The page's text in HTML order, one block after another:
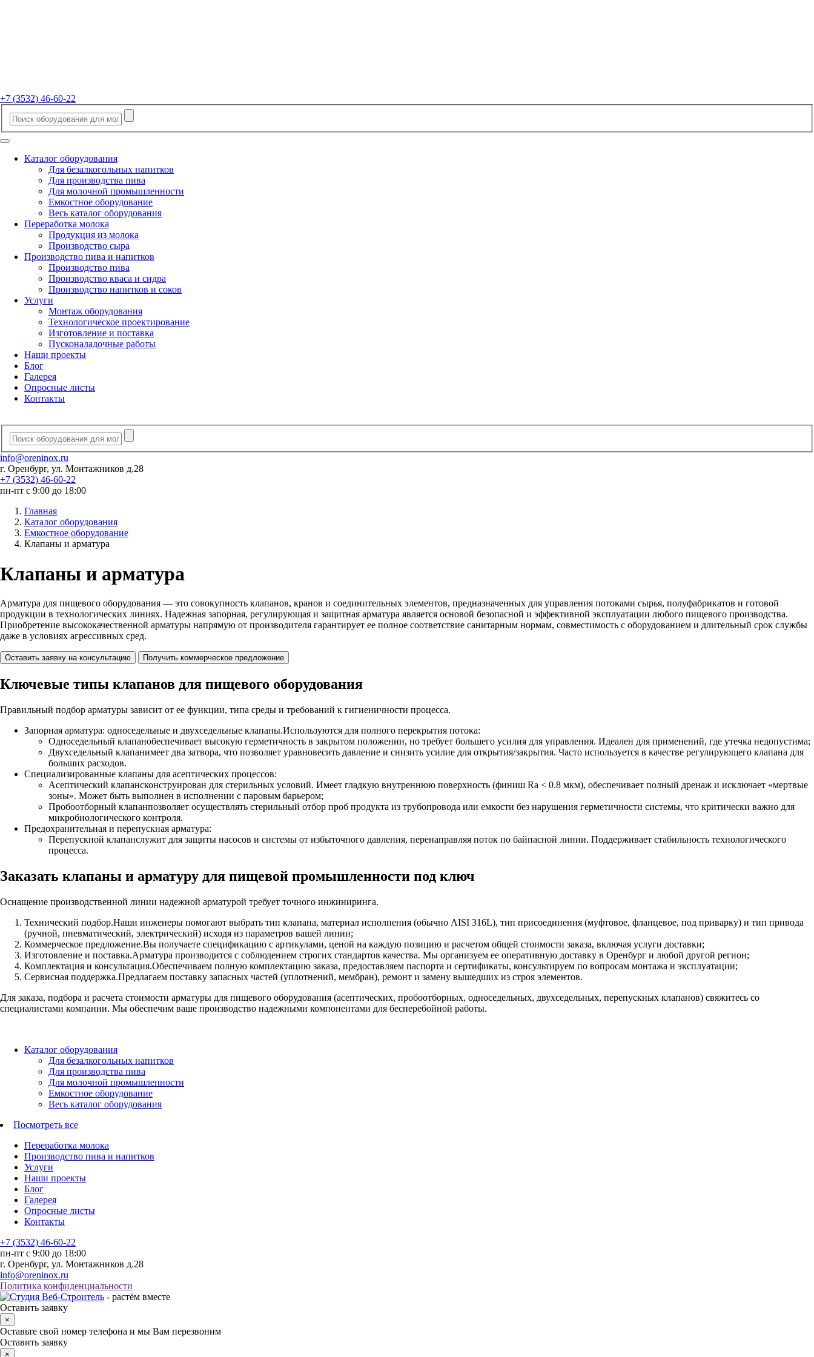
+7 (3532) 46-60-22
Каталог оборудования
Для безалкогольных напитков
Для производства пива
Для молочной промышленности
Емкостное оборудование
Весь каталог оборудования
Переработка молока
Продукция из молока
Производство сыра
Производство пива и напитков
Производство пива
Производство кваса и сидра
Производство напитков и соков
Услуги
Монтаж оборудования
Технологическое проектирование
Изготовление и поставка
Пусконаладочные работы
Наши проекты
Блог
Галерея
Опросные листы
Контакты
info@oreninox.ru
г. Оренбург, ул. Монтажников д.28
+7 (3532) 46-60-22
пн-пт с 9:00 до 18:00
Главная
Каталог оборудования
Емкостное оборудование
Клапаны и арматура
Клапаны и арматура
Арматура для пищевого оборудования — это совокупность клапанов, кранов и соединительных элементов, предназначенных для управления потоками сырья, полуфабрикатов и готовой
продукции в технологических линиях. Надежная запорная, регулирующая и защитная арматура является основой безопасной и эффективной эксплуатации любого пищевого производства.
Приобретение высококачественной арматуры напрямую от производителя гарантирует ее полное соответствие санитарным нормам, совместимость с оборудованием и длительный срок службы
даже в условиях агрессивных сред.
Оставить заявку на консультацию Получить коммерческое предложение
Ключевые типы клапанов для пищевого оборудования
Правильный подбор арматуры зависит от ее функции, типа среды и требований к гигиеничности процесса.
Запорная арматура: односедельные и двухседельные клапаны.Используются для полного перекрытия потока:
Односедельный клапанобеспечивает высокую герметичность в закрытом положении, но требует большего усилия для управления. Идеален для применений, где утечка недопустима;
Двухседельный клапанимеет два затвора, что позволяет уравновесить давление и снизить усилие для открытия/закрытия. Часто используется в качестве регулирующего клапана для
больших расходов.
Специализированные клапаны для асептических процессов:
Асептический клапансконструирован для стерильных условий. Имеет гладкую внутреннюю поверхность (финиш Ra < 0.8 мкм), обеспечивает полный дренаж и исключает «мертвые
зоны». Может быть выполнен в исполнении с паровым барьером;
Пробоотборный клапанпозволяет осуществлять стерильный отбор проб продукта из трубопровода или емкости без нарушения герметичности системы, что критически важно для
микробиологического контроля.
Предохранительная и перепускная арматура:
Перепускной клапанслужит для защиты насосов и системы от избыточного давления, перенаправляя поток по байпасной линии. Поддерживает стабильность технологического
процесса.
Заказать клапаны и арматуру для пищевой промышленности под ключ
Оснащение производственной линии надежной арматурой требует точного инжиниринга.
Технический подбор.Наши инженеры помогают выбрать тип клапана, материал исполнения (обычно AISI 316L), тип присоединения (муфтовое, фланцевое, под приварку) и тип привода
(ручной, пневматический, электрический) исходя из параметров вашей линии;
Коммерческое предложение.Вы получаете спецификацию с артикулами, ценой на каждую позицию и расчетом общей стоимости заказа, включая услуги доставки;
Изготовление и поставка.Арматура производится с соблюдением строгих стандартов качества. Мы организуем ее оперативную доставку в Оренбург и любой другой регион;
Комплектация и консультация.Обеспечиваем полную комплектацию заказа, предоставляем паспорта и сертификаты, консультируем по вопросам монтажа и эксплуатации;
Сервисная поддержка.Предлагаем поставку запасных частей (уплотнений, мембран), ремонт и замену вышедших из строя элементов.
Для заказа, подбора и расчета стоимости арматуры для пищевого оборудования (асептических, пробоотборных, односедельных, двухседельных, перепускных клапанов) свяжитесь со
специалистами компании. Мы обеспечим ваше производство надежными компонентами для бесперебойной работы.
Каталог оборудования
Для безалкогольных напитков
Для производства пива
Для молочной промышленности
Емкостное оборудование
Весь каталог оборудования
Посмотреть все
Переработка молока
Производство пива и напитков
Услуги
Наши проекты
Блог
Галерея
Опросные листы
Контакты
+7 (3532) 46-60-22
пн-пт с 9:00 до 18:00
г. Оренбург, ул. Монтажников д.28
info@oreninox.ru
Политика конфиденциальности
- растём вместе
Оставить заявку
×
Оставьте свой номер телефона и мы Вам перезвоним
Оставить заявку
×